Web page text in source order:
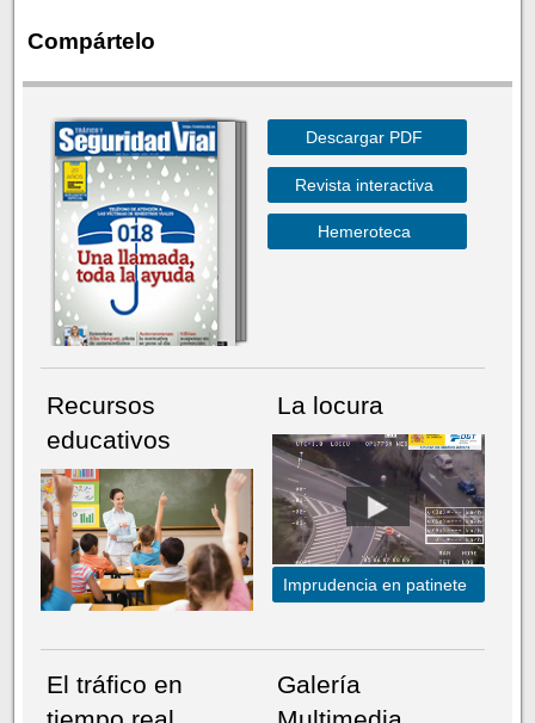
Compártelo
Descargar PDF
Revista interactiva
Hemeroteca
Recursos
educativos
La locura
Imprudencia en patinete
El tráfico en
Galería